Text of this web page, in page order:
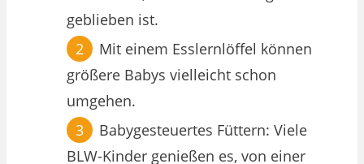
geblieben ist.
Mit einem Esslernlöffel können
größere Babys vielleicht schon
umgehen.
Babygesteuertes Füttern: Viele
BLW-Kinder genießen es, von einer